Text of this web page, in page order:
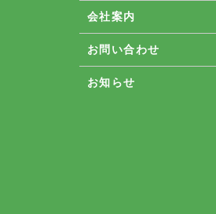
会社案内
お問い合わせ
お知らせ